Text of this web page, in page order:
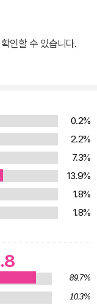
위치하는지, 자연과
다. ■ 지도의
높이
게 만들어지는지 알려
기 위해 알아야 할 방
는 법을 차근차근 알려
들이 만든 나라와 도
해서 알 수 있는 내용
세상에서는 어떤 모
수림, 낙엽수림, 열대
있다. ■ 두 종
서 시작해 유럽, 아프
대륙까지, 세계를 일
가장 큰 대륙부터 가장
부터 나라가 없는 대
인할 수 있습니다.
0.2%
2.2%
7.3%
13.9%
1.8%
1.8%
89.7%
10.3%